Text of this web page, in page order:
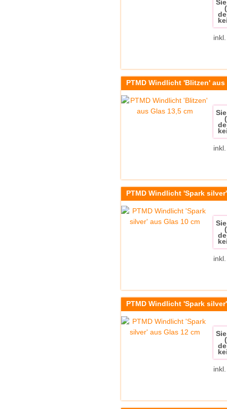
PTMD Windlicht 'Blitzen' aus
PTMD Windlicht 'Spark
PTMD Windlicht 'Spark